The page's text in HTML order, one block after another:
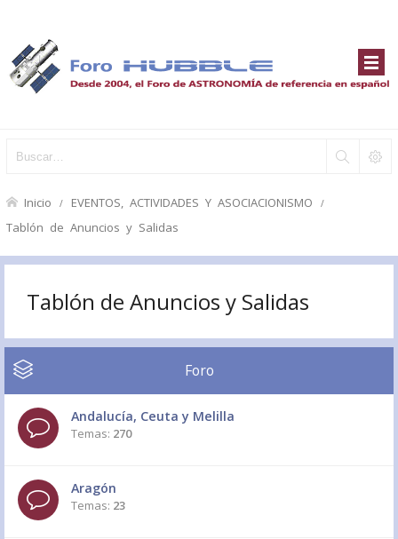
Inicio EVENTOS, ACTIVIDADES Y ASOCIACIONISMO
Tablón de Anuncios y Salidas
Tablón de Anuncios y Salidas
Foro
Andalucía, Ceuta y Melilla
Temas: 270
Aragón
Temas: 23